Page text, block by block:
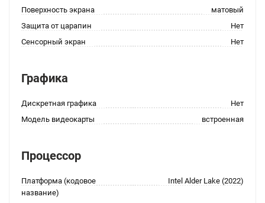
Поверхность экрана
матовый
Защита от царапин
Нет
Сенсорный экран
Нет
Графика
Дискретная графика
Нет
Модель видеокарты
встроенная
Процессор
Платформа (кодовое
название)
Intel Alder Lake (2022)